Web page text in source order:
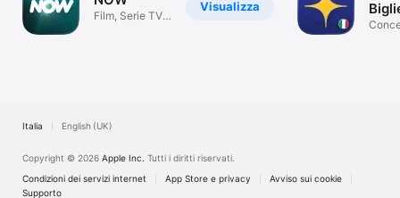
Visualizza
Film, Serie TV,
Italia English (UK)
Copyright © 2026 Apple Inc. Tutti i diritti riservati.
Condizioni dei servizi internet
App Store e privacy
Avviso sui cookie
Supporto